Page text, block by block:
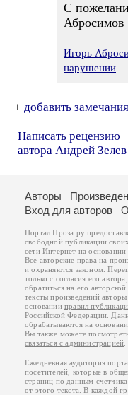
С
Абросимов
Игорь
нарушении
+ добавить замечания
Написать рецензию
автора Андрей Зелев
Авторы
Вход для авторов
Портал Проза.ру
свободной публикации
сети Интернет на основании
Все авторские права на
и охраняются законом .
только с согласия его
обратиться на его
тексты произведений
основанииправил
Российской Федерации .
обрабатываются на
Вы также можете
связаться с администрацией
Ежедневная аудитория
посетителей, которые в
страниц по данным
от этого текста. В каждой